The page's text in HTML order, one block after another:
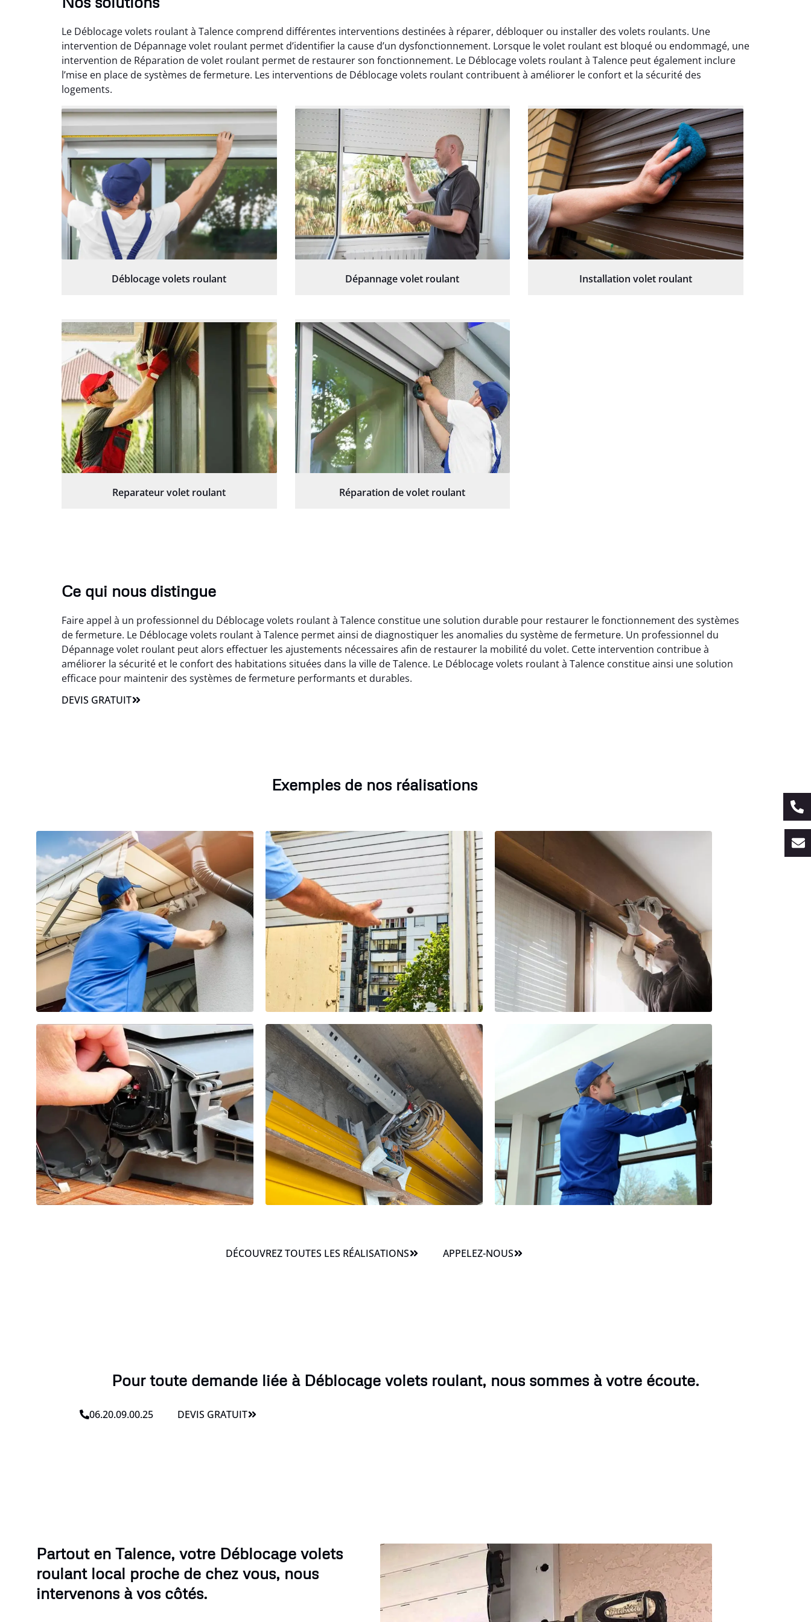
Le Déblocage volets roulant à Talence comprend différentes interventions destinées à réparer, débloquer ou installer des volets roulants. Une
intervention de Dépannage volet roulant permet d’identifier la cause d’un dysfonctionnement. Lorsque le volet roulant est bloqué ou endommagé, une
intervention de Réparation de volet roulant permet de restaurer son fonctionnement. Le Déblocage volets roulant à Talence peut également inclure
l’mise en place de systèmes de fermeture. Les interventions de Déblocage volets roulant contribuent à améliorer le confort et la sécurité des
logements.
Déblocage volets roulant Dépannage volet roulant Installation volet roulant
Reparateur volet roulant Réparation de volet roulant
Ce qui nous distingue
Faire appel à un professionnel du Déblocage volets roulant à Talence constitue une solution durable pour restaurer le fonctionnement des systèmes
de fermeture. Le Déblocage volets roulant à Talence permet ainsi de diagnostiquer les anomalies du système de fermeture. Un professionnel du
Dépannage volet roulant peut alors effectuer les ajustements nécessaires afin de restaurer la mobilité du volet. Cette intervention contribue à
améliorer la sécurité et le confort des habitations situées dans la ville de Talence. Le Déblocage volets roulant à Talence constitue ainsi une solution
efficace pour maintenir des systèmes de fermeture performants et durables.
DEVIS GRATUIT
Exemples de nos réalisations
DÉCOUVREZ TOUTES LES RÉALISATIONS APPELEZ-NOUS
Pour toute demande liée à Déblocage volets roulant, nous sommes à votre écoute.
06.20.09.00.25 DEVIS GRATUIT
Partout en Talence, votre Déblocage volets
roulant local proche de chez vous, nous
intervenons à vos côtés.